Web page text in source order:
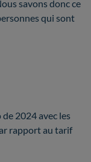
savons donc ce
qui sont
2024 avec les
rapport au tarif